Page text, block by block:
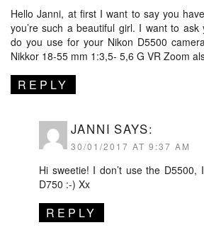
Hello Janni, at first I want to say you
you’re such a beautiful girl. I want to
do you use for your Nikon D5500
Nikkor 18-55 mm 1:3,5- 5,6 G VR Zoom
REPLY
JANNI SAYS:
30/01/2017 AT 9:37 AM
Hi sweetie! I don’t use the
D750 :-) Xx
REPLY